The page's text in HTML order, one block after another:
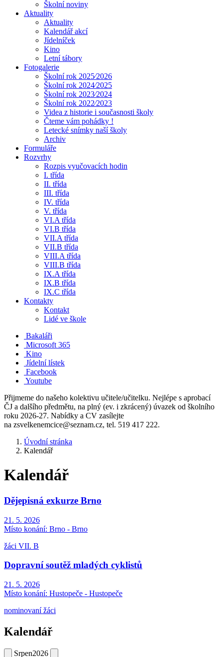
Školní noviny
Aktuality
Aktuality
Kalendář akcí
Jídelníček
Kino
Letní tábory
Fotogalerie
Školní rok 2025⁄2026
Školní rok 2024⁄2025
Školní rok 2023⁄2024
Školní rok 2022⁄2023
Videa z historie i současnosti školy
Čteme vám pohádky !
Letecké snímky naší školy
Archiv
Formuláře
Rozvrhy
Rozpis vyučovacích hodin
I. třída
II. třída
III. třída
IV. třída
V. třída
VI.A třída
VI.B třída
VII.A třída
VII.B třída
VIII.A třída
VIII.B třída
IX.A třída
IX.B třída
IX.C třída
Kontakty
Kontakt
Lidé ve škole
Bakaláři
Microsoft 365
Kino
Jídelní lístek
Facebook
Youtube
Přijmeme do našeho kolektivu učitele/učitelku. Nejlépe s aprobací
ČJ a dalšího předmětu, na plný (ev. i zkrácený) úvazek od školního
roku 2026-27. Nabídky a CV zasílejte
na zsvelkenemcice@seznam.cz, tel. 519 417 222.
Úvodní stránka
Kalendář
Kalendář
Dějepisná exkurze Brno
21. 5. 2026
Místo konání: Brno - Brno
žáci VII. B
Dopravní soutěž mladých cyklistů
21. 5. 2026
Místo konání: Hustopeče - Hustopeče
nominovaní žáci
Kalendář
Srpen2026